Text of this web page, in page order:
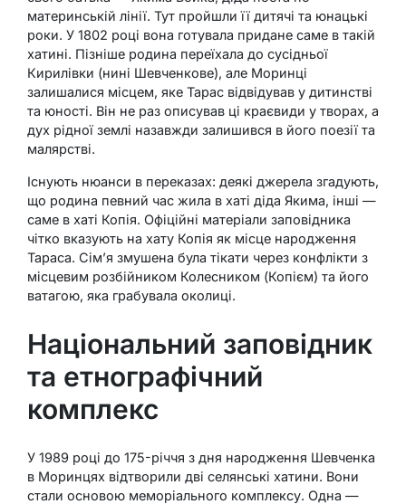
материнській лінії. Тут пройшли її дитячі та юнацькі
роки. У 1802 році вона готувала придане саме в такій
хатині. Пізніше родина переїхала до сусідньої
Кирилівки (нині Шевченкове), але Моринці
залишалися місцем, яке Тарас відвідував у дитинстві
та юності. Він не раз описував ці краєвиди у творах, а
дух рідної землі назавжди залишився в його поезії та
малярстві.
Існують нюанси в переказах: деякі джерела згадують,
що родина певний час жила в хаті діда Якима, інші —
саме в хаті Копія. Офіційні матеріали заповідника
чітко вказують на хату Копія як місце народження
Тараса. Сім’я змушена була тікати через конфлікти з
місцевим розбійником Колесником (Копієм) та його
ватагою, яка грабувала околиці.
Національний заповідник
та етнографічний
комплекс
У 1989 році до 175-річчя з дня народження Шевченка
в Моринцях відтворили дві селянські хатини. Вони
стали основою меморіального комплексу. Одна —